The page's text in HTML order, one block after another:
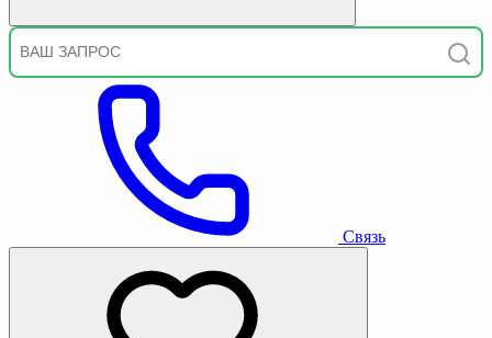
Связь